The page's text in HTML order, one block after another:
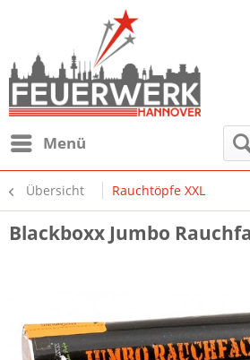
Menü
Übersicht Rauchtöpfe XXL
Blackboxx Jumbo